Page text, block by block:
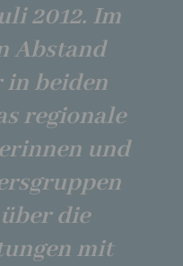
2012. Im
Abstand
beiden
regionale
und
die
mit